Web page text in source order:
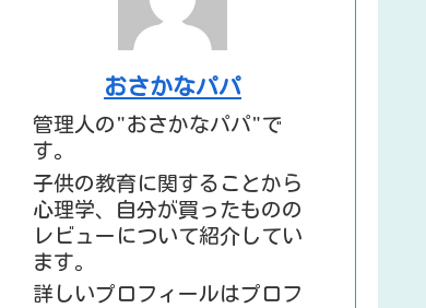
おさかなパパ
管理人の"おさかなパパ"で
す。
子供の教育に関することから
心理学、自分が買ったものの
レビューについて紹介してい
ます。
詳しいプロフィールはプロフ